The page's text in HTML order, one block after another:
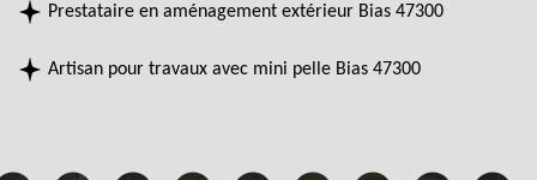
Prestataire en aménagement extérieur Bias 47300
Artisan pour travaux avec mini pelle Bias 47300